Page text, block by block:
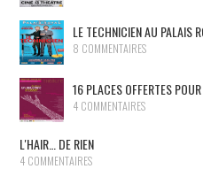
LE TECHNICIEN AU PALAIS
8 COMMENTAIRES
16 PLACES OFFERTES
4 COMMENTAIRES
L'HAIR… DE RIEN
4 COMMENTAIRES